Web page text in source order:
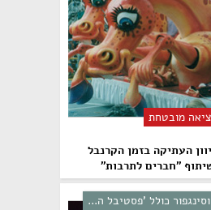
מובטחת
יוון העתיקה בזמן הקרנבל
"חברים לתרבות"
וסינגפור כולל 'פסטיבל ה...